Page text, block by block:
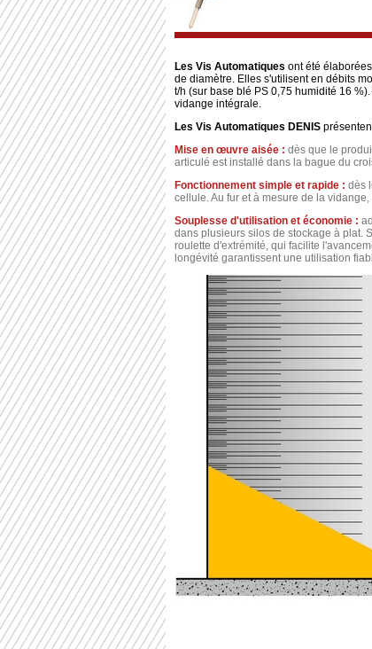
Les Vis Automatiques ont été
de diamètre. Elles s'utilisent en débits
t/h (sur base blé PS 0,75 humidité 16
vidange intégrale.
Les Vis Automatiques DENIS
Mise en œuvre aisée : dès que le
articulé est installé dans la bague du
Fonctionnement simple et rapide : dès
cellule. Au fur et à mesure de la
Souplesse d'utilisation et économie :
dans plusieurs silos de stockage à plat.
roulette d'extrémité, qui facilite
longévité garantissent une utilisation